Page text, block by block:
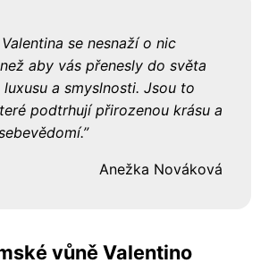
se nesnaží o nic
aby vás přenesly do světa
luxusu a smyslnosti. Jsou to
podtrhují přirozenou krásu a
Anežka Nováková
vůně Valentino